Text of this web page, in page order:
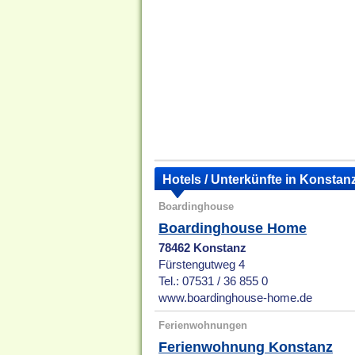
Hotels / Unterkünfte in
Boardinghouse
Boardinghouse Home
78462 Konstanz
Fürstengutweg 4
Tel.: 07531 / 36 855 0
www.boardinghouse-home.de
Ferienwohnungen
Ferienwohnung Konstanz